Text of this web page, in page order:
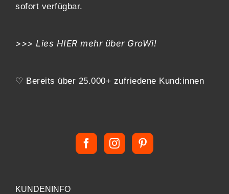
sofort verfügbar.
>>> Lies HIER mehr über GroWi!
♡ Bereits über 25.000+ zufriedene Kund:innen
KUNDENINFO